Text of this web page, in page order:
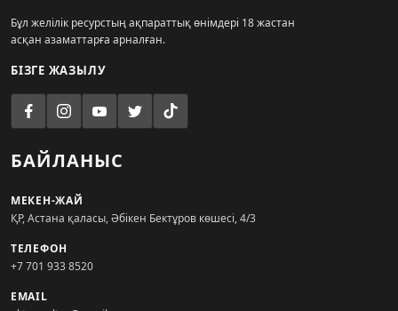
Бұл желілік ресурстың ақпараттық өнімдері 18 жастан
асқан азаматтарға арналған.
БІЗГЕ ЖАЗЫЛУ
БАЙЛАНЫС
МЕКЕН-ЖАЙ
ҚР, Астана қаласы, Әбікен Бектұров көшесі, 4/3
ТЕЛЕФОН
+7 701 933 8520
EMAIL